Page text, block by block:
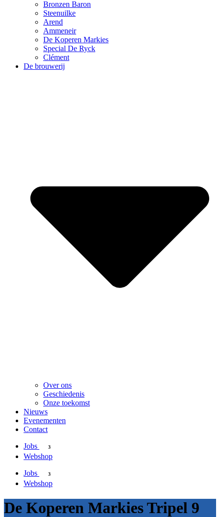
Bronzen Baron
Steenuilke
Arend
Ammeneir
De Koperen Markies
Special De Ryck
Clément
De brouwerij
Over ons
Geschiedenis
Onze toekomst
Nieuws
Evenementen
Contact
Jobs
3
Webshop
Jobs
3
Webshop
De Koperen Markies Tripel 9